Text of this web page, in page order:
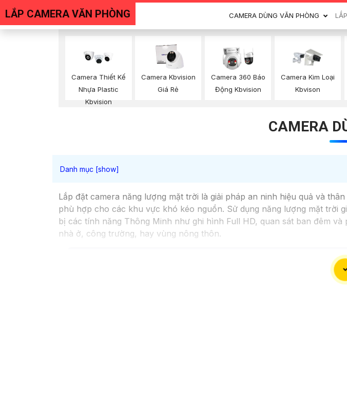
LẮP CAMERA VĂN PHÒNG CAMERA DÙNG VĂN PHÒNG
Camera Thiết Kế
Nhựa Plastic
Kbvision
Camera Kbvision
Giá Rẻ
Camera 360 Báo
Động Kbvision
Camera Kim Loại
Kbvison
CAMERA
Lắp đặt camera năng lượng mặt trời là giải pháp an ninh hiệu quả và
phù hợp cho các khu vực khó kéo nguồn. Sử dụng năng lượng mặt trời
bị các tính năng Thông Minh như ghi hình Full HD, quan sát ban đêm
nhà ở, công trường, hay vùng nông thôn.